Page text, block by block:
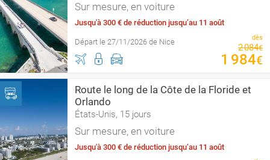
Sur mesure, en voiture
Jusqu'à 300 € de réduction jusqu’au 11 août
Départ le 27/11/2026 de Nice dès
2084€
1 984€
Route le long de la Côte de la Floride et
Orlando
États-Unis, 15 jours
Sur mesure, en voiture
Jusqu'à 300 € de réduction jusqu’au 11 août